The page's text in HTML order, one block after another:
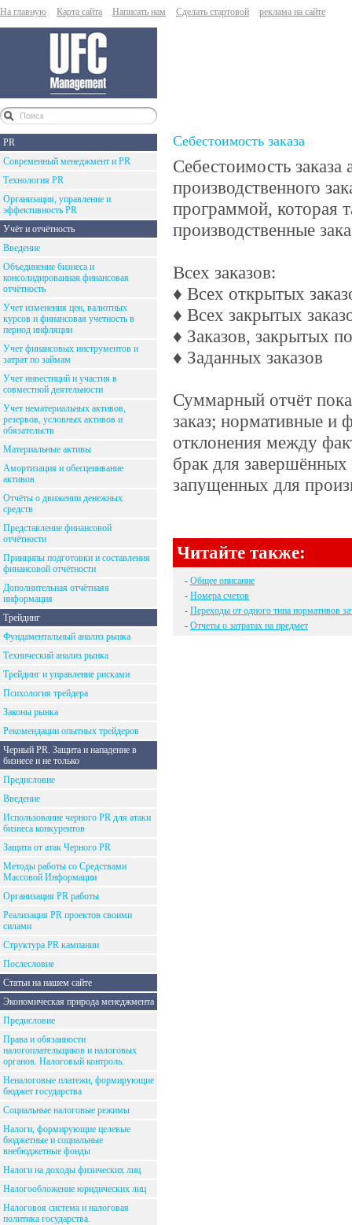
На главную Карта сайта Написать нам Сделать стартовой реклама на сайте
PR
Современный менеджмент и PR
Технология PR
Организация, управление и
эффективность PR
Учёт и отчётность
Введение
Объединение бизнеса и
консолидированная финансовая
отчётность
Учет изменения цен, валютных
курсов и финансовая учетность в
период инфляции
Учет финансовых инструментов и
затрат по займам
Учет инвестиций и участия в
совместной деятельности
Учет нематериальных активов,
резервов, условных активов и
обязательств
Материальные активы
Амортизация и обесценивание
активов
Отчёты о движении денежных
средств
Представление финансовой
отчётности
Принципы подготовки и составления
финансовой отчётности
Дополнительная отчётнаяя
информация
Трейдинг
Фундаментальный анализ рынка
Технический анализ рынка
Трейдинг и управление рисками
Психология трейдера
Законы рынка
Рекомендации опытных трейдеров
Черный PR. Защита и нападение в
бизнесе и не только
Предисловие
Введение
Использование черного PR для атаки
бизнеса конкурентов
Защита от атак Черного PR
Методы работы со Средствами
Массовой Информации
Организация PR работы
Реализация PR проектов своими
силами
Структура PR кампании
Послесловие
Статьи на нашем сайте
Экономическая природа менеджмента
Предисловие
Права и обязанности
налогоплательщиков и налоговых
органов. Налоговый контроль.
Неналоговые платежи, формирующие
бюджет государства
Социальные налоговые режимы
Налоги, формирующие целевые
бюджетные и социальные
внебюджетные фонды
Налоги на доходы физических лиц
Налогообложение юридических лиц
Налоговоя система и налоговая
политика государства.
Себестоимость заказа
Себестоимость
производственного
программой, которая
производственные
Всех заказов:
♦ Всех открытых
♦ Всех закрытых
♦ Заказов, закрытых
♦ Заданных заказов
Суммарный отчёт
заказ; нормативные и
отклонения между
брак для завершённых
запущенных для
Читайте также:
- Общее описание
- Номера счетов
- Переходы от одного типа нормативов
- Отчеты о затратах на предмет